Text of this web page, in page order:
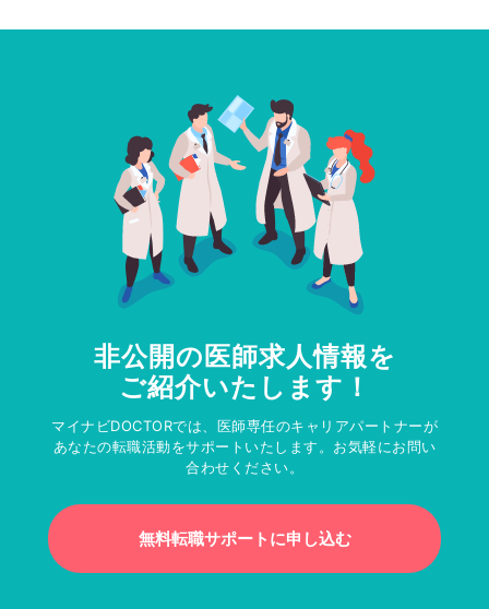
非公開の医師求人情報を
ご紹介いたします！
マイナビDOCTORでは、医師専任のキャリアパートナーが
あなたの転職活動をサポートいたします。お気軽にお問い
合わせください。
無料転職サポートに申し込む